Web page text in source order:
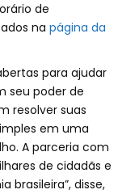
de
na página da
para ajudar
seu poder de
resolver suas
em uma
A parceria com
de cidadãs e
brasileira”, disse,